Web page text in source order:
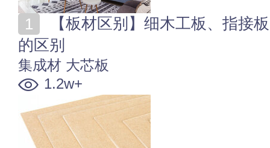
的区别
集成材 大芯板
1.2w+